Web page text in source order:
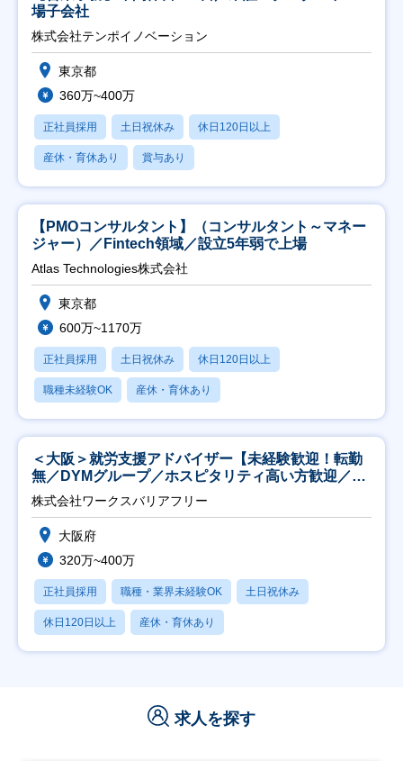
場子会社
株式会社テンポイノベーション
東京都
360万~400万
正社員採用 土日祝休み 休日120日以上
産休・育休あり 賞与あり
【PMOコンサルタント】（コンサルタント～マネー
ジャー）／Fintech領域／設立5年弱で上場
Atlas Technologies株式会社
東京都
600万~1170万
正社員採用 土日祝休み 休日120日以上
職種未経験OK 産休・育休あり
＜大阪＞就労支援アドバイザー【未経験歓迎！転勤
無／DYMグループ／ホスピタリティ高い方歓迎／土
日祝】
株式会社ワークスバリアフリー
大阪府
320万~400万
正社員採用 職種・業界未経験OK 土日祝休み
休日120日以上 産休・育休あり
求人を探す